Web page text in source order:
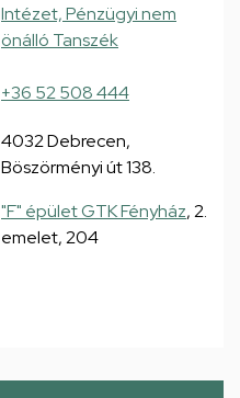
Intézet, Pénzügyi nem
önálló Tanszék
+36 52 508 444
4032 Debrecen,
Böszörményi út 138.
"F" épület GTK Fényház, 2.
emelet, 204